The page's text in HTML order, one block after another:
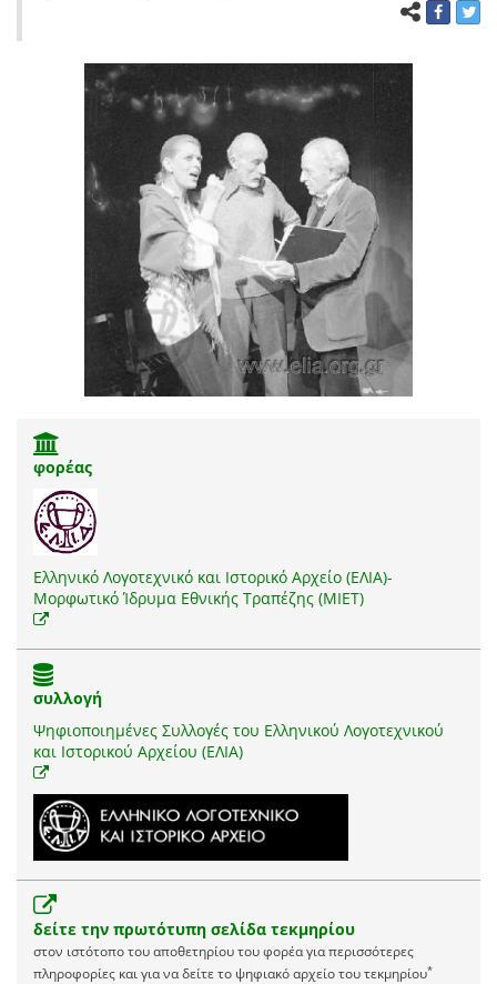
φορέας
Ελληνικό Λογοτεχνικό και Ιστορικό Αρχείο (ΕΛΙΑ)-
Μορφωτικό Ίδρυμα Εθνικής Τραπέζης (ΜΙΕΤ)
συλλογή
Ψηφιοποιημένες Συλλογές του Ελληνικού Λογοτεχνικού
και Ιστορικού Αρχείου (ΕΛΙΑ)
δείτε την πρωτότυπη σελίδα τεκμηρίου
στον ιστότοπο του αποθετηρίου του φορέα για περισσότερες
πληροφορίες και για να δείτε το ψηφιακό αρχείο του τεκμηρίου*